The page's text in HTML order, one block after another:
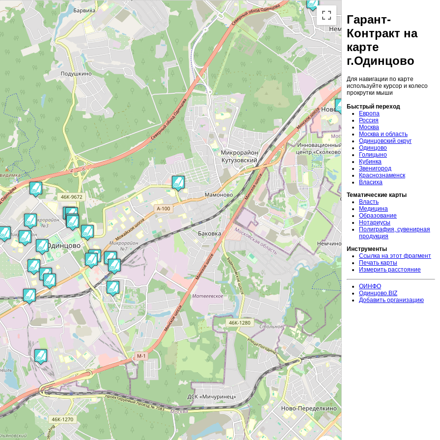
Гарант-
Контракт на
карте
г.Одинцово
Для навигации по карте
используйте курсор и колесо
прокрутки мыши
Быстрый переход
Европа
Россия
Москва
Москва и область
Одинцовский округ
Одинцово
Голицыно
Кубинка
Звенигород
Краснознаменск
Власиха
Тематические карты
Власть
Медицина
Образование
Нотариусы
Полиграфия, сувенирная
продукция
Инструменты
Ссылка на этот фрагмент
Печать карты
Измерить расстояние
ОИНФО
Одинцово.BIZ
Добавить организацию